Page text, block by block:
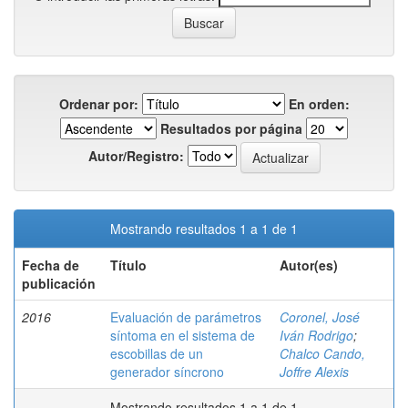
Ordenar por:
En orden:
Resultados por página
Autor/Registro:
Mostrando resultados 1 a 1 de 1
Fecha de
publicación
Título Autor(es)
2016
Evaluación de parámetros
síntoma en el sistema de
escobillas de un
generador síncrono
Coronel, José
Iván Rodrigo;
Chalco Cando,
Joffre Alexis